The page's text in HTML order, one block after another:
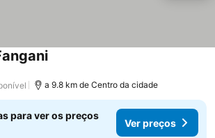
Ver preços
a 9.8 km de Centro da cidade
para ver os preços
Ver preços